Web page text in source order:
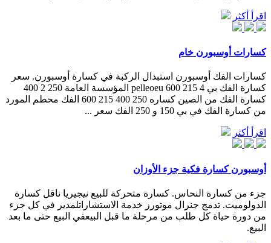
اقرأ أكثر
كسارات أوسبورن خام
كسارات الفك أوسبورن استبدال الركبة في كسارة أوسبورن. سعر
كسارة الفك بي 4 215 600 pelleoeu المؤسسة العامة 250 2 400
كسارة الفك من الصين كساره 250 400 215 600 الفك محطم المورد
من كسارة الفك في بي 150 و 250 الفك سعر ...
اقرأ أكثر
أوسبورن كسارة فكية جزء الأوزان
جزء من كسارة النحاس. كسارة متحركة للبيع نيجيريا ناقل كسارة
الدولوميت. تدمج جنرال موتورز خدمة الاستشاراتلمدير في كل جزء
من دورة حياة كل طلب من مرحلة ما قبل البيعفي البيع حتى ما بعد
البيع.